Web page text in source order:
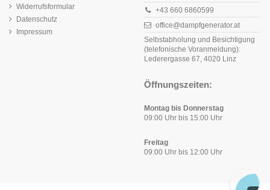
Widerrufsformular
Datenschutz
Impressum
+43 660 6860599
office@dampfgenerator.at
Selbstabholung und Besichtigung
(telefonische Voranmeldung):
Lederergasse 67, 4020 Linz
Öffnungszeiten:
Montag bis Donnerstag
09:00 Uhr bis 15:00 Uhr
Freitag
09:00 Uhr bis 12:00 Uhr